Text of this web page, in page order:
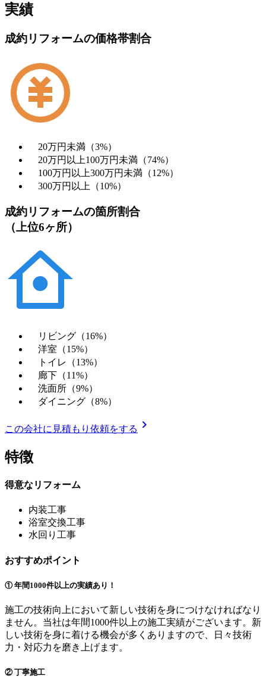
実績
成約リフォームの価格帯割合
20万円未満（3%）
20万円以上100万円未満（74%）
100万円以上300万円未満（12%）
300万円以上（10%）
成約リフォームの箇所割合
（上位6ヶ所）
リビング（16%）
洋室（15%）
トイレ（13%）
廊下（11%）
洗面所（9%）
ダイニング（8%）
この会社に見積もり依頼をする chevron_right
特徴
得意なリフォーム
内装工事
浴室交換工事
水回り工事
おすすめポイント
① 年間1000件以上の実績あり！
施工の技術向上において新しい技術を身につけなければなり
ません。当社は年間1000件以上の施工実績がございます。新
しい技術を身に着ける機会が多くありますので、日々技術
力・対応力を磨き上げます。
② 丁寧施工